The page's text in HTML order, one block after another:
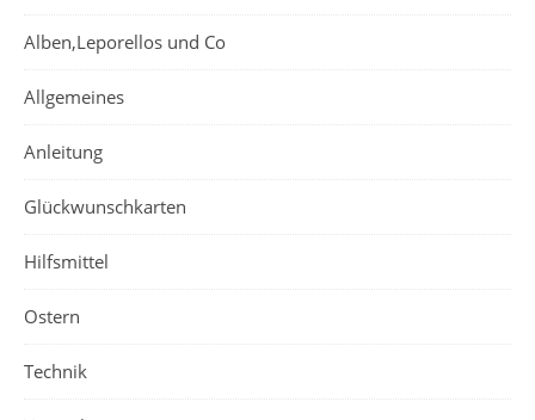
Alben,Leporellos und Co
Allgemeines
Anleitung
Glückwunschkarten
Hilfsmittel
Ostern
Technik